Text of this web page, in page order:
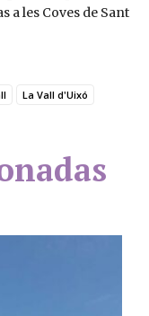
a les Coves de Sant
La Vall d'Uixó